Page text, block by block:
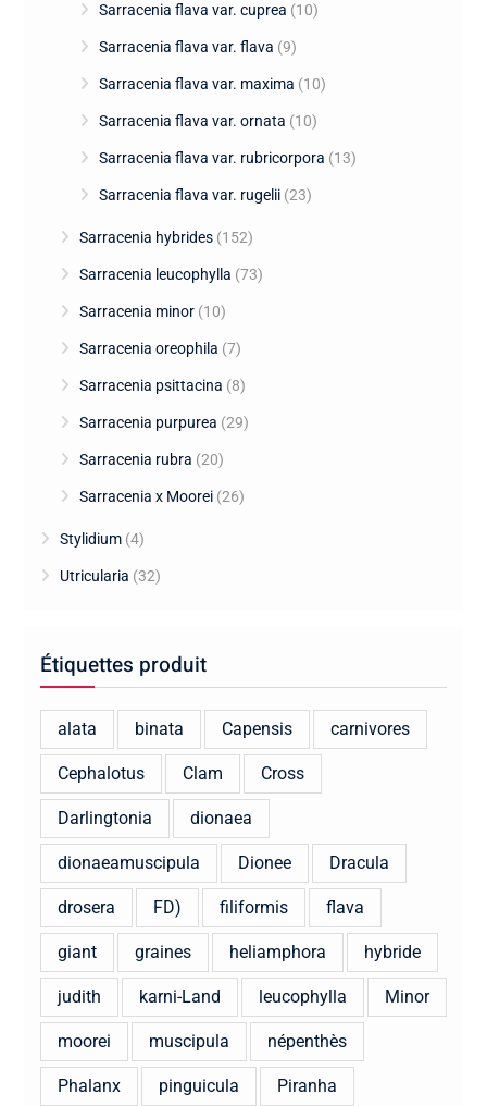
Sarracenia flava var. cuprea (10)
Sarracenia flava var. flava (9)
Sarracenia flava var. maxima (10)
Sarracenia flava var. ornata (10)
Sarracenia flava var. rubricorpora (13)
Sarracenia flava var. rugelii (23)
Sarracenia hybrides (152)
Sarracenia leucophylla (73)
Sarracenia minor (10)
Sarracenia oreophila (7)
Sarracenia psittacina (8)
Sarracenia purpurea (29)
Sarracenia rubra (20)
Sarracenia x Moorei (26)
Stylidium (4)
Utricularia (32)
Étiquettes produit
alata binata Capensis carnivores
Cephalotus Clam Cross
Darlingtonia dionaea
dionaeamuscipula Dionee Dracula
drosera FD) filiformis flava
giant graines heliamphora hybride
judith karni-Land leucophylla Minor
moorei muscipula népenthès
Phalanx pinguicula Piranha